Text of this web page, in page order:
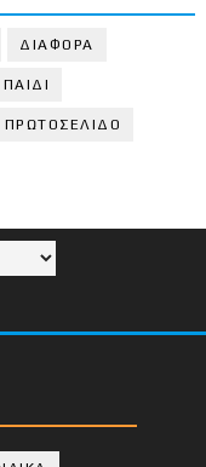
ΔΙΑΦΟΡΑ
ΠΑΙΔΙ
ΠΡΩΤΟΣΕΛΙΔΟ